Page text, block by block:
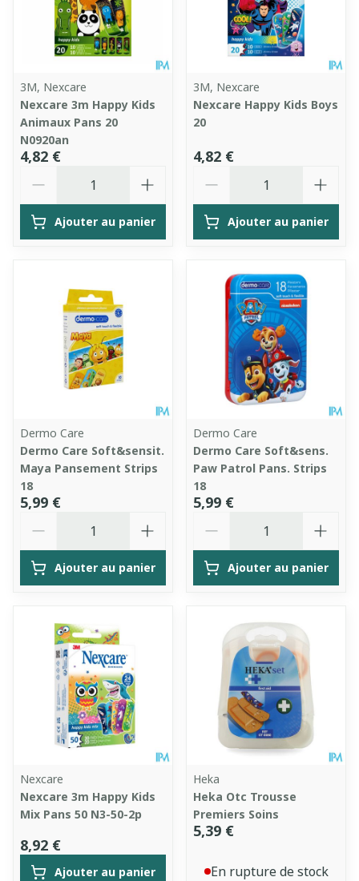
3M, Nexcare
Nexcare 3m Happy Kids
Animaux Pans 20
N0920an
4,82 €
Ajouter au panier
3M, Nexcare
Nexcare Happy Kids Boys
20
4,82 €
Ajouter au panier
Dermo Care
Dermo Care Soft&sensit.
Maya Pansement Strips
18
5,99 €
Ajouter au panier
Dermo Care
Dermo Care Soft&sens.
Paw Patrol Pans. Strips
18
5,99 €
Ajouter au panier
Nexcare
Nexcare 3m Happy Kids
Mix Pans 50 N3-50-2p
8,92 €
Ajouter au panier
Heka
Heka Otc Trousse
Premiers Soins
5,39 €
En rupture de stock